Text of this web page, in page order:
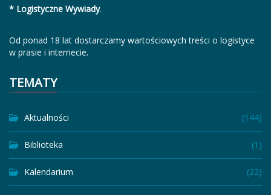
* Logistyczne Wywiady.
Od ponad 18 lat dostarczamy wartościowych treści o logistyce
w prasie i internecie.
TEMATY
Aktualności (144)
Biblioteka (1)
Kalendarium (22)